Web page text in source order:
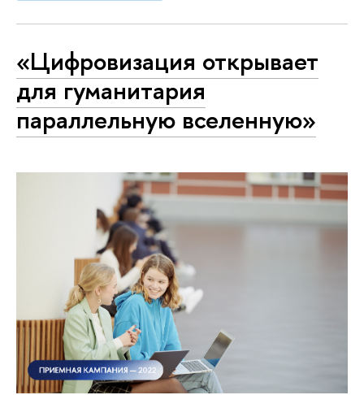
«Цифровизация открывает
для гуманитария
параллельную вселенную»